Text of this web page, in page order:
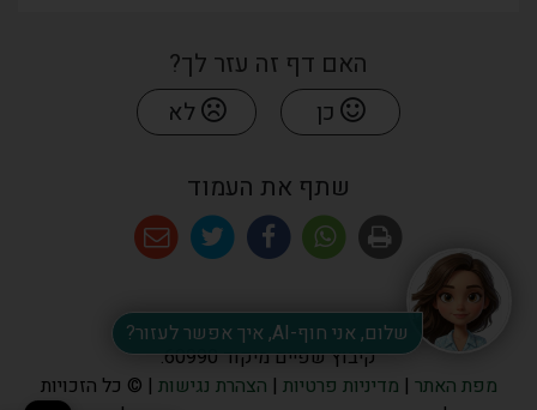
שלום, אני חוף-AI, איך אפשר לעזור?
האם דף זה עזר לך?
כן לא
שתף את העמוד
קיבוץ שפיים מיקוד 60990.
מפת האתר | מדיניות פרטיות | הצהרת נגישות | © כל הזכויות